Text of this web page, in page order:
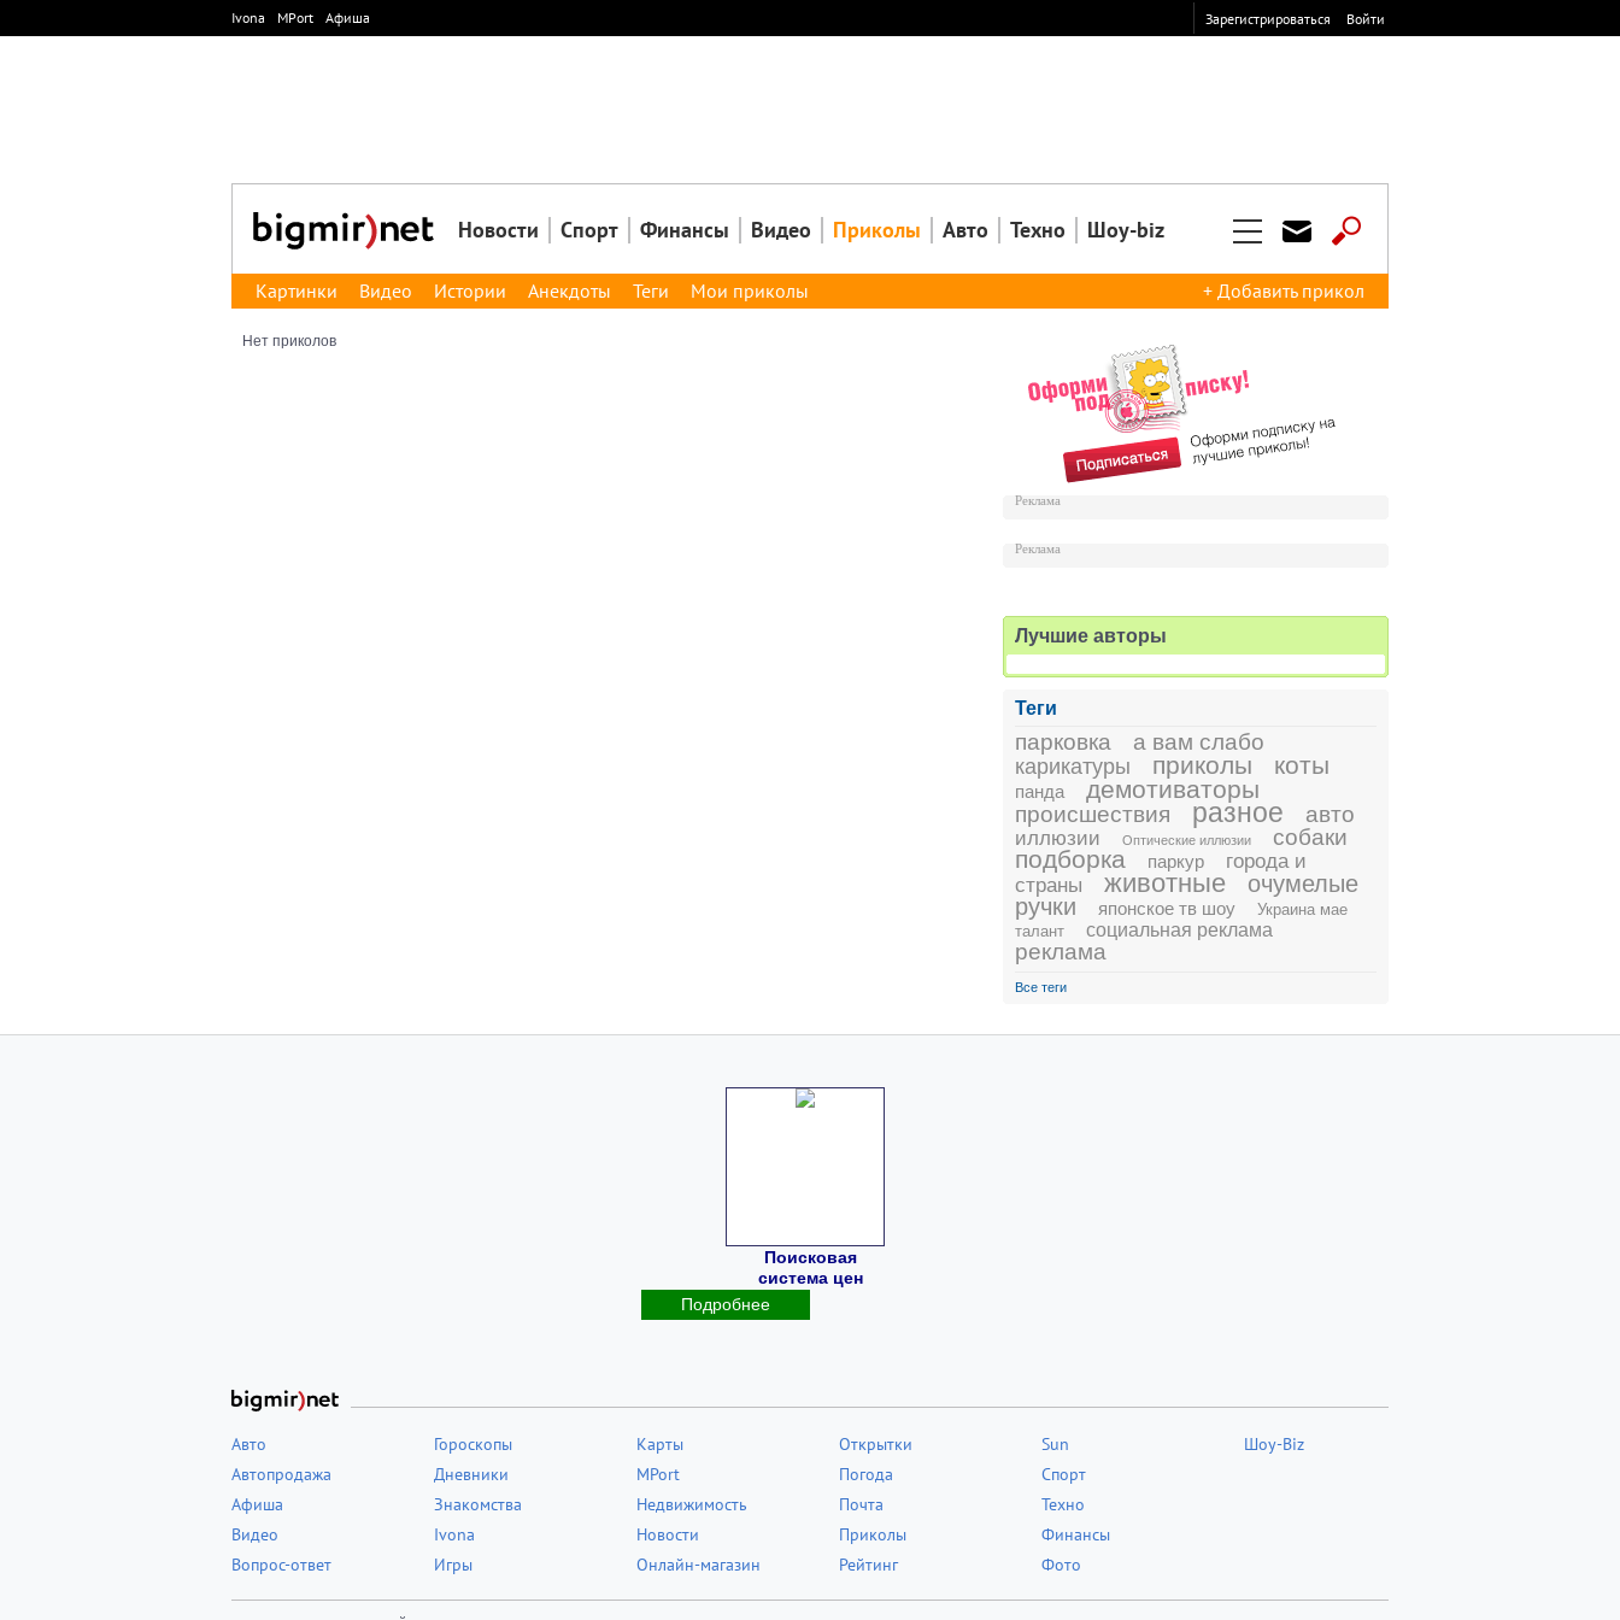
Закрыть
Ivona MPort Афиша Зарегистрироваться Войти
Новости Спорт Финансы Видео Приколы Авто Техно Шоу-biz
Картинки Видео Истории Анекдоты Теги Мои приколы + Добавить прикол
Нет приколов
Реклама
Реклама
Лучшие авторы
Теги
парковка а вам слабо
карикатуры приколы коты
панда демотиваторы
происшествия разное авто
иллюзии Оптические иллюзии собаки
подборка паркур
города и
страны
животные
очумелые
ручки
японское тв шоу
Украина мае
талант
социальная реклама
реклама
Все теги
Поисковая
система цен
Подробнее
Авто
Автопродажа
Афиша
Видео
Вопрос-ответ
Гороскопы
Дневники
Знакомства
Ivona
Игры
Карты
MPort
Недвижимость
Новости
Онлайн-магазин
Открытки
Погода
Почта
Приколы
Рейтинг
Sun
Спорт
Техно
Финансы
Фото
Шоу-Biz